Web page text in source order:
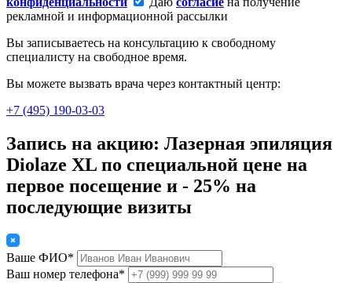
рекламной и информационной рассылки
Вы записываетесь на консультацию к свободному
специалисту на свободное время.
Вы можете вызвать врача через контактный центр:
+7 (495) 190-03-03
Запись на акцию: Лазерная эпиляция
Diolaze XL по специальной цене на
первое посещение и - 25% на
последующие визиты
Ваше ФИО*
Ваш номер телефона*